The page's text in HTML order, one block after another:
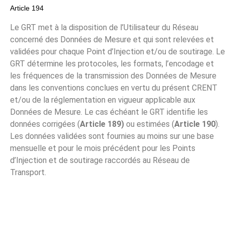
Article 194
Le GRT met à la disposition de l’Utilisateur du Réseau
concerné des Données de Mesure et qui sont relevées et
validées pour chaque Point d’Injection et/ou de soutirage. Le
GRT détermine les protocoles, les formats, l’encodage et
les fréquences de la transmission des Données de Mesure
dans les conventions conclues en vertu du présent CRENT
et/ou de la réglementation en vigueur applicable aux
Données de Mesure. Le cas échéant le GRT identifie les
données corrigées (Article 189) ou estimées (Article 190).
Les données validées sont fournies au moins sur une base
mensuelle et pour le mois précédent pour les Points
d’Injection et de soutirage raccordés au Réseau de
Transport.